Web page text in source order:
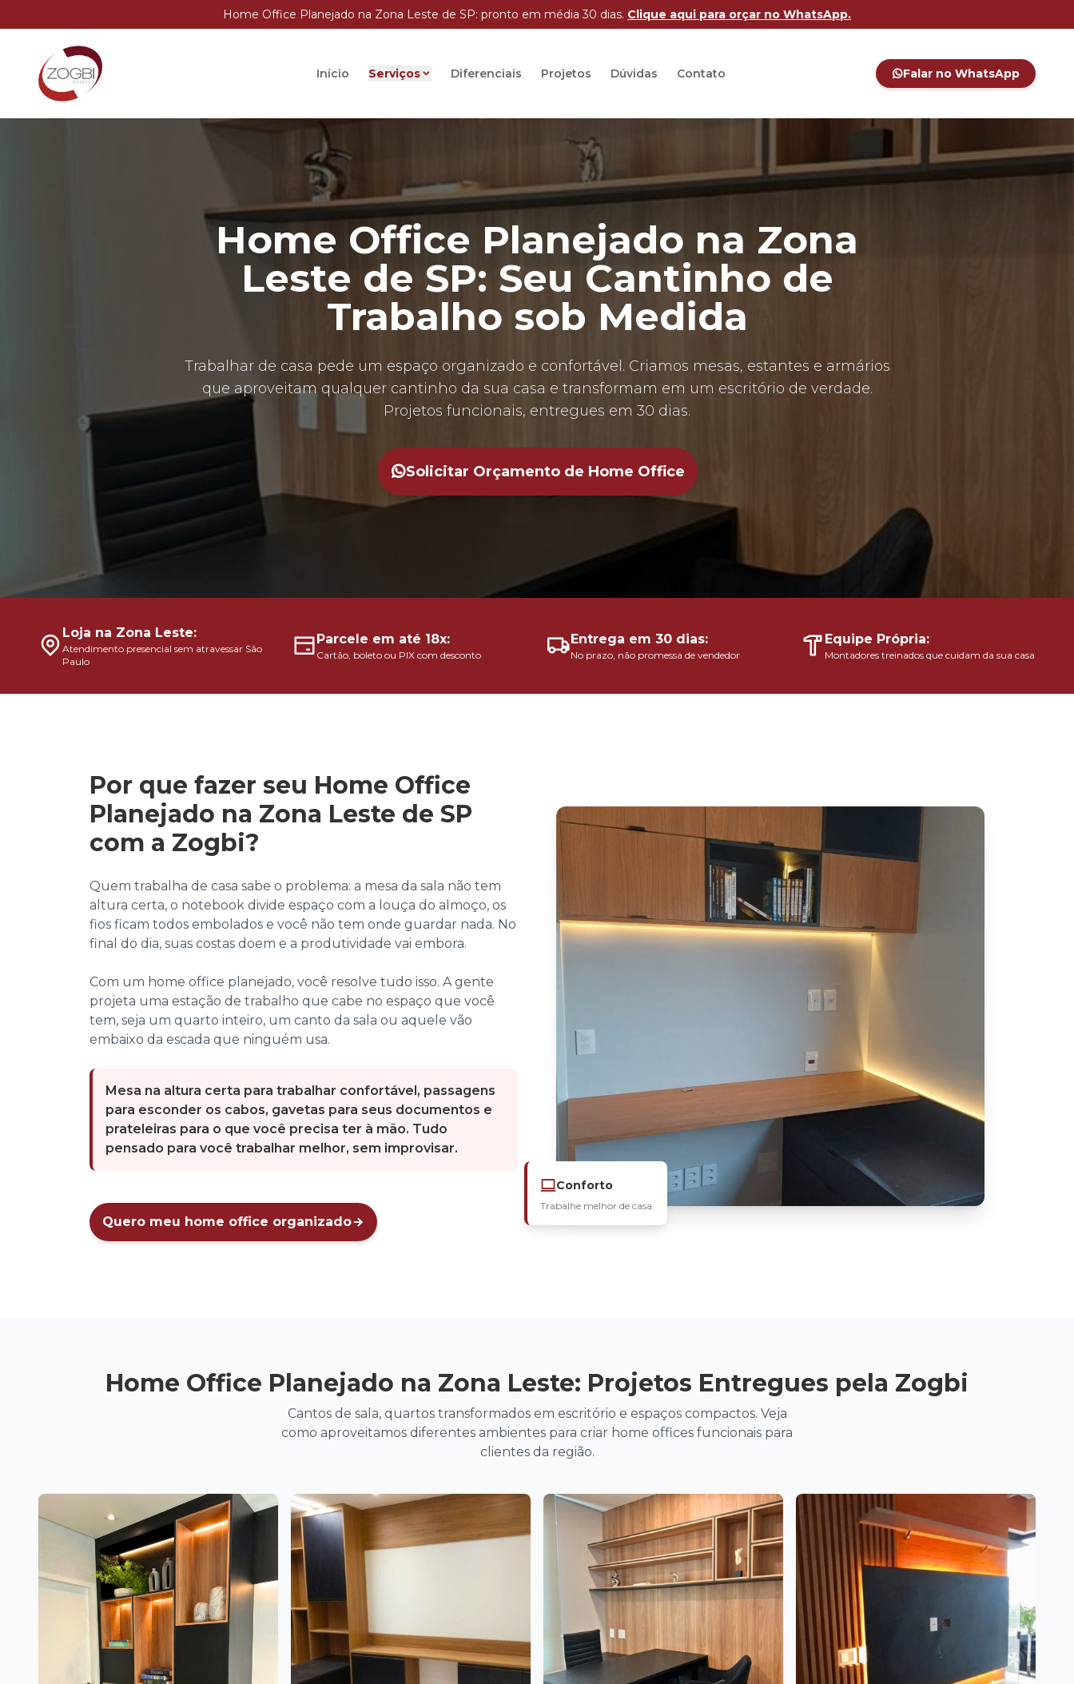
Home Office Planejado na Zona Leste de SP: pronto em média 30 dias. Clique aqui para orçar no WhatsApp.
Início Serviços Diferenciais Projetos Dúvidas Contato Falar no WhatsApp
Home Office Planejado na Zona
Leste de SP: Seu Cantinho de
Trabalho sob Medida
Trabalhar de casa pede um espaço organizado e confortável. Criamos mesas, estantes e armários
que aproveitam qualquer cantinho da sua casa e transformam em um escritório de verdade.
Projetos funcionais, entregues em 30 dias.
Solicitar Orçamento de Home Office
Loja na Zona Leste:
Atendimento presencial sem atravessar São
Paulo
Parcele em até 18x:
Cartão, boleto ou PIX com desconto
Entrega em 30 dias:
No prazo, não promessa de vendedor
Equipe Própria:
Montadores treinados que cuidam da sua casa
Por que fazer seu Home Office
Planejado na Zona Leste de SP
com a Zogbi?
Quem trabalha de casa sabe o problema: a mesa da sala não tem
altura certa, o notebook divide espaço com a louça do almoço, os
fios ficam todos embolados e você não tem onde guardar nada. No
final do dia, suas costas doem e a produtividade vai embora.
Com um home office planejado, você resolve tudo isso. A gente
projeta uma estação de trabalho que cabe no espaço que você
tem, seja um quarto inteiro, um canto da sala ou aquele vão
embaixo da escada que ninguém usa.
Mesa na altura certa para trabalhar confortável, passagens
para esconder os cabos, gavetas para seus documentos e
prateleiras para o que você precisa ter à mão. Tudo
pensado para você trabalhar melhor, sem improvisar.
Quero meu home office organizado
Conforto
Trabalhe melhor de casa.
Home Office Planejado na Zona Leste: Projetos Entregues pela Zogbi
Cantos de sala, quartos transformados em escritório e espaços compactos. Veja
como aproveitamos diferentes ambientes para criar home offices funcionais para
clientes da região.